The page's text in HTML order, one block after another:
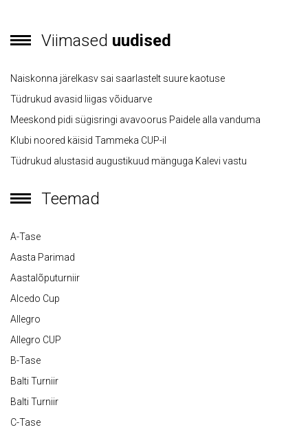
Viimased uudised
Naiskonna järelkasv sai saarlastelt suure kaotuse
Tüdrukud avasid liigas võiduarve
Meeskond pidi sügisringi avavoorus Paidele alla vanduma
Klubi noored käisid Tammeka CUP-il
Tüdrukud alustasid augustikuud mänguga Kalevi vastu
Teemad
A-Tase
Aasta Parimad
Aastalõputurniir
Alcedo Cup
Allegro
Allegro CUP
B-Tase
Balti Turniir
Balti Turniir
C-Tase